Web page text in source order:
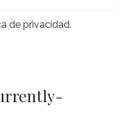
de privacidad.